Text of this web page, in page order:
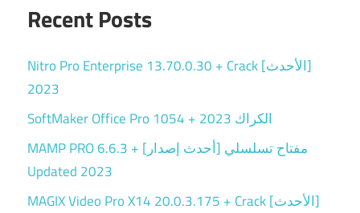
Recent Posts
Nitro Pro Enterprise 13.70.0.30 + Crack [الأحدث]
2023
SoftMaker Office Pro 1054 + الكراك 2023
MAMP PRO 6.6.3 + مفتاح تسلسلي [أحدث إصدار]
Updated 2023
MAGIX Video Pro X14 20.0.3.175 + Crack [الأحدث]